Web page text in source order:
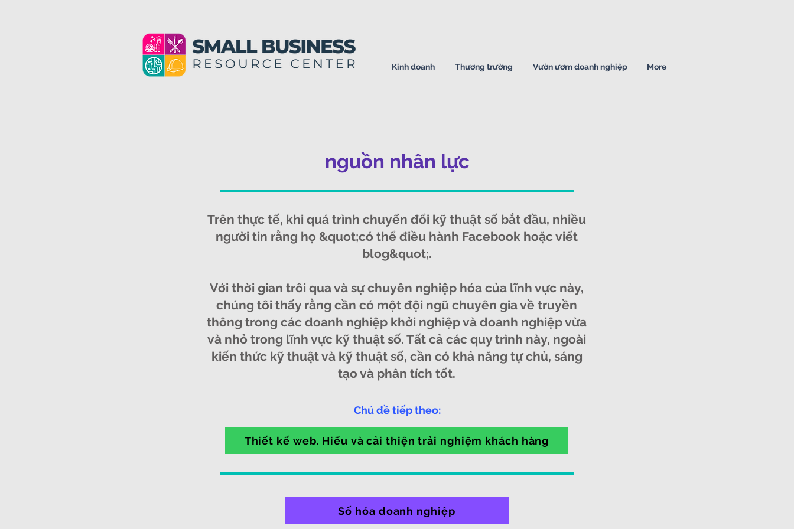
Kinh doanh Thương trường Vườn ươm doanh nghiệp More
nguồn nhân lực
Trên thực tế, khi quá trình chuyển đổi kỹ thuật số bắt đầu, nhiều
người tin rằng họ &quot;có thể điều hành Facebook hoặc viết
blog&quot;.
Với thời gian trôi qua và sự chuyên nghiệp hóa của lĩnh vực này,
chúng tôi thấy rằng cần có một đội ngũ chuyên gia về truyền
thông trong các doanh nghiệp khởi nghiệp và doanh nghiệp vừa
và nhỏ trong lĩnh vực kỹ thuật số. Tất cả các quy trình này, ngoài
kiến thức kỹ thuật và kỹ thuật số, cần có khả năng tự chủ, sáng
tạo và phân tích tốt.
Chủ đề tiếp theo:
Thiết kế web. Hiểu và cải thiện trải nghiệm khách hàng
Số hóa doanh nghiệp